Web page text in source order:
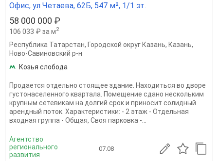
Офис, ул Четаева, 62Б, 547 м², 1/1 эт.
58 000 000 ₽
106 033 ₽ за м2
Республика Татарстан, Городской округ Казань, Казань,
Ново-Савиновский р-н
Козья слобода
Продается отдельно стоящее здание. Находиться во дворе
густонаселенного квартала. Помещение сдано нескольким
крупным сетевикам на долгий срок и приносит солидный
арендный поток. Характеристики: - 2 этаж - Отдельная
входная группа - Общая, Своя парковка -...
Агентство
регионального
развития
07.08